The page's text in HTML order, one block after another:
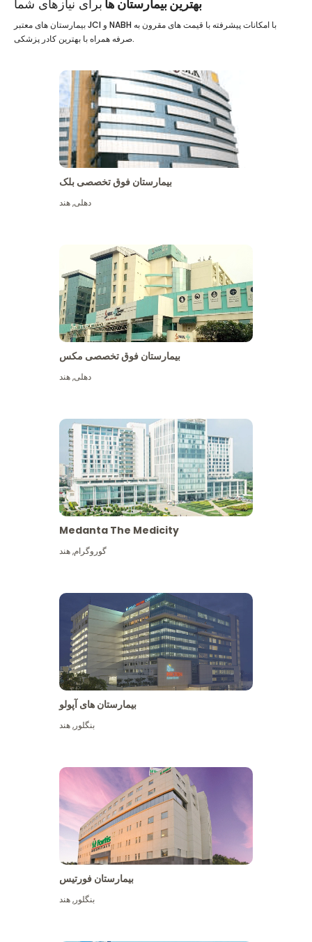
بهترین بیمارستان ها برای نیازهای شما
بیمارستان های معتبر JCI و NABH با امکانات پیشرفته با قیمت های مقرون به
صرفه همراه با بهترین کادر پزشکی.
بیمارستان فوق تخصصی بلک
دهلی,هند
بیمارستان فوق تخصصی مکس
دهلی,هند
Medanta The Medicity
گوروگرام,هند
بیمارستان های آپولو
بنگلور,هند
بیمارستان فورتیس
بنگلور,هند